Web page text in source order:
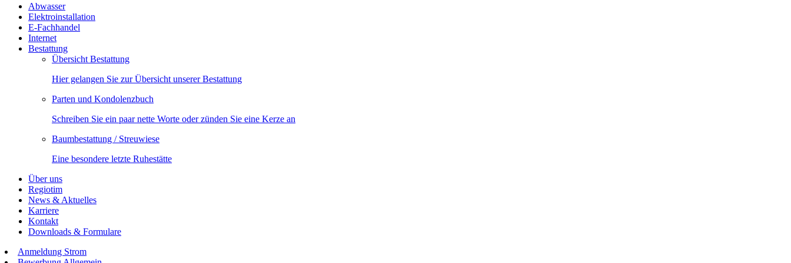
Abwasser
Elektroinstallation
E-Fachhandel
Internet
Bestattung
Übersicht Bestattung
Hier gelangen Sie zur Übersicht unserer Bestattung
Parten und Kondolenzbuch
Schreiben Sie ein paar nette Worte oder zünden Sie eine Kerze an
Baumbestattung / Streuwiese
Eine besondere letzte Ruhestätte
Über uns
Regiotim
News & Aktuelles
Karriere
Kontakt
Downloads & Formulare
Anmeldung Strom